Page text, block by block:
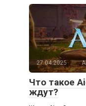
27.04.2025
Что такое
ждут?